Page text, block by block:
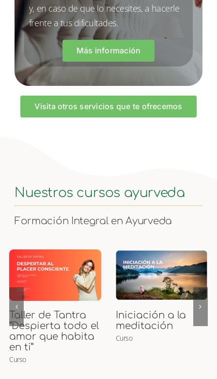
y, en caso de que lo necesites, a hacerle
frente a tus dificultades.
Más información
Visita otros servicios que te ofrecemos
Nuestros cursos ayurveda
Formación Integral en Ayurveda
Curso de Puntos
Marma
Curso
Curso Presencial
de Maternidad
Ayurveda y